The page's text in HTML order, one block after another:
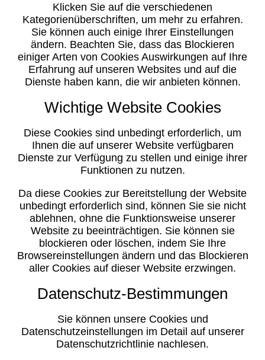
Klicken Sie auf die verschiedenen
Kategorienüberschriften, um mehr zu erfahren.
Sie können auch einige Ihrer Einstellungen
ändern. Beachten Sie, dass das Blockieren
einiger Arten von Cookies Auswirkungen auf Ihre
Erfahrung auf unseren Websites und auf die
Dienste haben kann, die wir anbieten können.
Wichtige Website Cookies
Diese Cookies sind unbedingt erforderlich, um
Ihnen die auf unserer Website verfügbaren
Dienste zur Verfügung zu stellen und einige ihrer
Funktionen zu nutzen.
Da diese Cookies zur Bereitstellung der Website
unbedingt erforderlich sind, können Sie sie nicht
ablehnen, ohne die Funktionsweise unserer
Website zu beeinträchtigen. Sie können sie
blockieren oder löschen, indem Sie Ihre
Browsereinstellungen ändern und das Blockieren
aller Cookies auf dieser Website erzwingen.
Datenschutz-Bestimmungen
Sie können unsere Cookies und
Datenschutzeinstellungen im Detail auf unserer
Datenschutzrichtlinie nachlesen.